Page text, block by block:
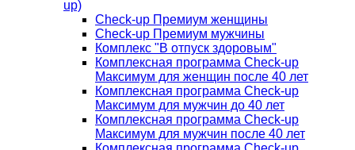
up)
Check-up Премиум женщины
Check-up Премиум мужчины
Комплекс "В отпуск здоровым"
Комплексная программа Check-up
Максимум для женщин после 40 лет
Комплексная программа Check-up
Максимум для мужчин до 40 лет
Комплексная программа Check-up
Максимум для мужчин после 40 лет